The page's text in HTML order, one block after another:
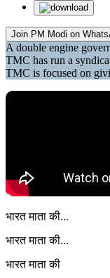
Join PM Modi on
A double engine
TMC has run a
TMC is focused on
भारत माता की...
भारत माता की...
भारत माता की